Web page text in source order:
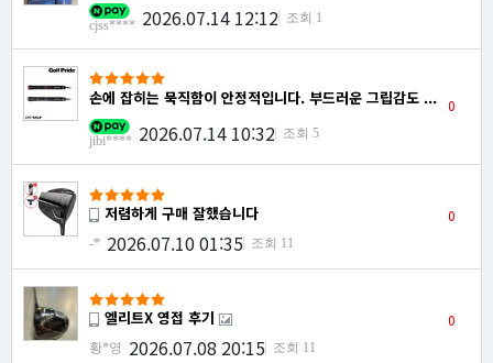
cjss**** 2026.07.14 12:12 조회 1
손에 잡히는 묵직함이 안정적입니다. 부드러운 그립감도 ...
jibi**** 2026.07.14 10:32 조회 5
0
저렴하게 구매 잘했습니다
-* 2026.07.10 01:35 조회 11
0
엘리트X 영접 후기
황*영 2026.07.08 20:15 조회 11
0